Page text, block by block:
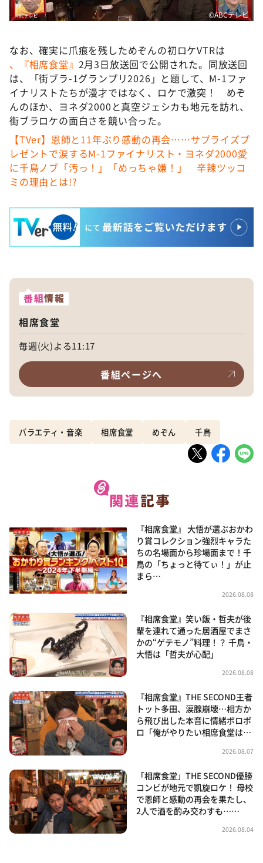
©ABCテレビ
なお、確実に爪痕を残しためぞんの初ロケVTRは
、『相席食堂』 2月3日放送回で公開された。同放送回
は、「街ブラ-1グランプリ2026」と題して、M-1ファ
イナリストたちが漫才ではなく、ロケで激突！ めぞ
んのほか、ヨネダ2000と真空ジェシカも地元を訪れ、
街ブラロケの面白さを競い合った。
【TVer】恩師と11年ぶり感動の再会……サプライズプ
レゼントで涙するM-1ファイナリスト・ヨネダ2000愛
に千鳥ノブ「汚っ！」「めっちゃ嫌！」 辛辣ツッコ
ミの理由とは!?
番組情報
相席食堂
毎週(火)よる11:17
番組ページへ
バラエティ・音楽 相席食堂 めぞん 千鳥
『相席食堂』 大悟が選ぶおかわ
り賞コレクション強烈キャラた
ちの名場面から珍場面まで！千
鳥の「ちょっと待てぃ！」が止
まら…
2026.08.08
『相席食堂』笑い飯・哲夫が後
輩を連れて通った居酒屋でまさ
かの“ゲテモノ”料理！？ 千鳥・
大悟は「哲夫が心配」
2026.08.08
『相席食堂』THE SECOND王者
トット多田、涙腺崩壊…相方か
ら飛び出した本音に情緒ボロボ
ロ「俺がやりたい相席食堂は…
2026.08.07
「相席食堂」THE SECOND優勝
コンビが地元で凱旋ロケ！ 母校
で恩師と感動の再会を果たし、
2人で酒を酌み交わすも……
2026.08.04